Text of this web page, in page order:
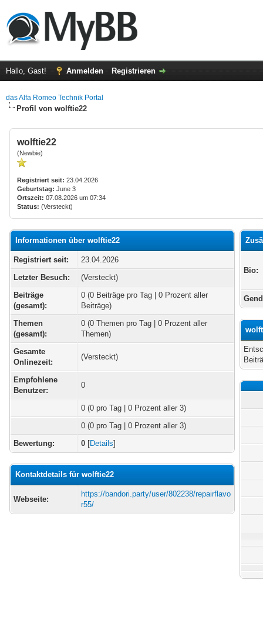
Hallo, Gast! Anmelden Registrieren
das Alfa Romeo Technik Portal
Profil von wolftie22
wolftie22
(Newbie)
Registriert seit: 23.04.2026
Geburtstag: June 3
Ortszeit: 07.08.2026 um 07:34
Status: (Versteckt)
Informationen über wolftie22
Registriert seit:
23.04.2026
Letzter Besuch:
(Versteckt)
Beiträge
(gesamt):
0 (0 Beiträge pro Tag | 0 Prozent aller
Beiträge)
Themen
(gesamt):
0 (0 Themen pro Tag | 0 Prozent aller
Themen)
Gesamte
Onlinezeit:
(Versteckt)
Empfohlene
Benutzer:
0
0 (0 pro Tag | 0 Prozent aller 3)
0 (0 pro Tag | 0 Prozent aller 3)
Bewertung:
0 [Details]
Kontaktdetails für wolftie22
Webseite:
https://bandori.party/user/802238/repairflavo
r55/
Bio: